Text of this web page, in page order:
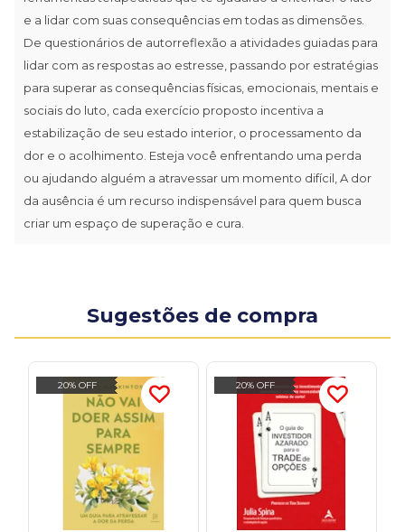
e a lidar com suas consequências em todas as dimensões.
De questionários de autorreflexão a atividades guiadas para
lidar com as respostas ao estresse, passando por estratégias
para superar as consequências físicas, emocionais, mentais e
sociais do luto, cada exercício proposto incentiva a
estabilização de seu estado interior, o processamento da
dor e o acolhimento. Esteja você enfrentando uma perda
ou ajudando alguém a atravessar um momento difícil, A dor
da ausência é um recurso indispensável para quem busca
criar um espaço de superação e cura.
Sugestões de compra
20% OFF 20% OFF